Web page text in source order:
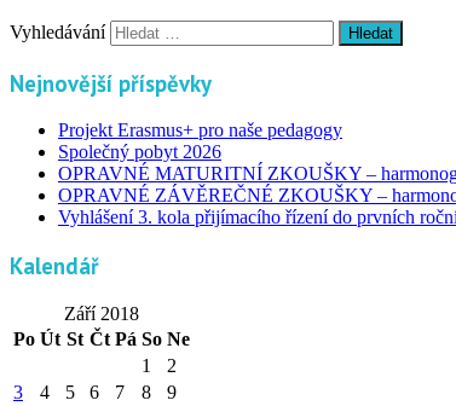
Vyhledávání
Nejnovější příspěvky
Projekt Erasmus+ pro naše pedagogy
Společný pobyt 2026
OPRAVNÉ MATURITNÍ ZKOUŠKY –
OPRAVNÉ ZÁVĚREČNÉ ZKOUŠKY –
Vyhlášení 3. kola přijímacího řízení do prvních
Kalendář
Září 2018
Po Út St Čt Pá So Ne
1
2
3
4 5 6 7 8
9